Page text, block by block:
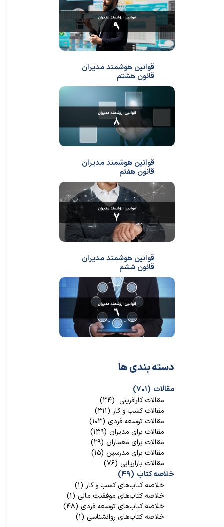
مقالات (۷۰۱)
مقالات کارافرینی (۳۴)
مقالات کسب و کار (۳۱۱)
مقالات توسعه فردی (۱۰۳)
مقالات برای مدیران (۱۳۹)
مقالات برای معماران (۲۹)
مقالات برای مدرسین (۱۵)
مقالات بازاریابی (۷۶)
خلاصه کتاب (۴۹)
خلاصه کتاب‌‌های کسب و کار (۱)
خلاصه کتاب‌‌های موفقیت مالی (۱)
خلاصه کتاب‌های توسعه فردی (۴۸)
خلاصه کتاب‌های روانشناسی (۱)
دسته بندی ها
قوانین هوشمند مدیران
قانون هشتم
قوانین هوشمند مدیران
قانون هفتم
قوانین هوشمند مدیران
قانون ششم